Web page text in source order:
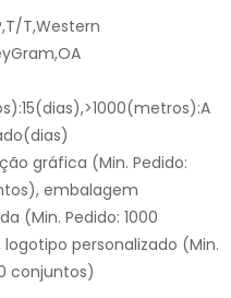
T,Western
gráfica (Min. Pedido:
embalagem
(Min. Pedido: 1000
personalizado (Min.
conjuntos)